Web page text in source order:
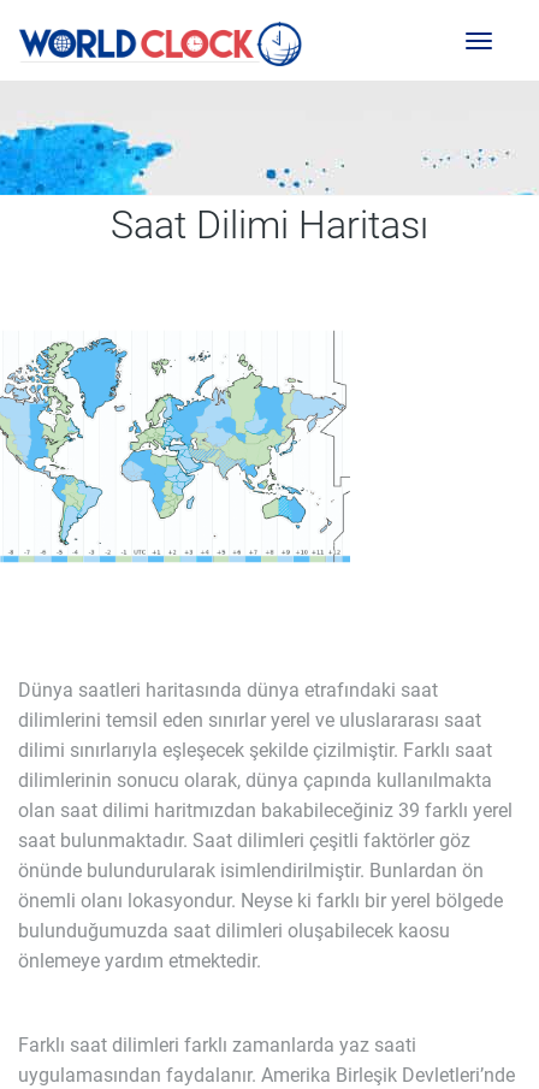
Toggle
Saat Dilimi Haritası
Dünya saatleri haritasında dünya etrafındaki saat
dilimlerini temsil eden sınırlar yerel ve uluslararası saat
dilimi sınırlarıyla eşleşecek şekilde çizilmiştir. Farklı saat
dilimlerinin sonucu olarak, dünya çapında kullanılmakta
olan saat dilimi haritmızdan bakabileceğiniz 39 farklı yerel
saat bulunmaktadır. Saat dilimleri çeşitli faktörler göz
önünde bulundurularak isimlendirilmiştir. Bunlardan ön
önemli olanı lokasyondur. Neyse ki farklı bir yerel bölgede
bulunduğumuzda saat dilimleri oluşabilecek kaosu
önlemeye yardım etmektedir.
Farklı saat dilimleri farklı zamanlarda yaz saati
uygulamasından faydalanır. Amerika Birleşik Devletleri’nde